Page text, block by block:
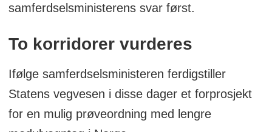
samferdselsministerens svar først.
To korridorer vurderes
Ifølge samferdselsministeren ferdigstiller
Statens vegvesen i disse dager et forprosjekt
for en mulig prøveordning med lengre